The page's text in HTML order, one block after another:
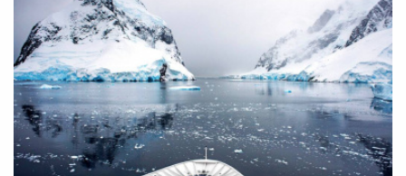
月14日至8月27日，於中壢SBC星橋國際影城、桃園統領威
秀影城、中壢光影電影館舉行。影展大使何曼希也將出席相
關宣傳活動。更多2026桃園電影節相關資訊，請鎖定官方
網站及臉書粉絲專頁。
大多認為台灣夏季漫長且天氣炎熱，一年當中適合泡澡的天
數少之又少，加上現代人生活步調繁忙，下班後只想趕快梳
洗就寢，認為裝設浴缸不僅佔用珍貴的浴室空間，還要花大
把時間洗刷、放水，實在是「沒苦硬要吃」又浪費時間。但
也有不少內行人為浴缸平反，並指出浴缸在日常生活中其實
擁有許多隱藏版的實用功能。像是浴缸算是一種「育兒神
器」，有些已經是家長的人直言，「給小孩洗澡超級方
便」；另外也有不少人表示，台灣過去經常有停水的狀況，